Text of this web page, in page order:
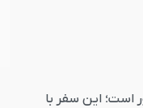
است؛ این سفر با